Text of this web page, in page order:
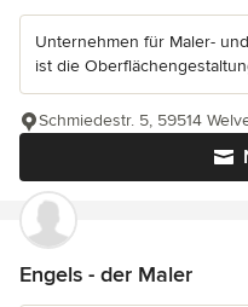
Unternehmen für Maler-
ist die
Schmiedestr. 5, 59514
Engels - der Maler